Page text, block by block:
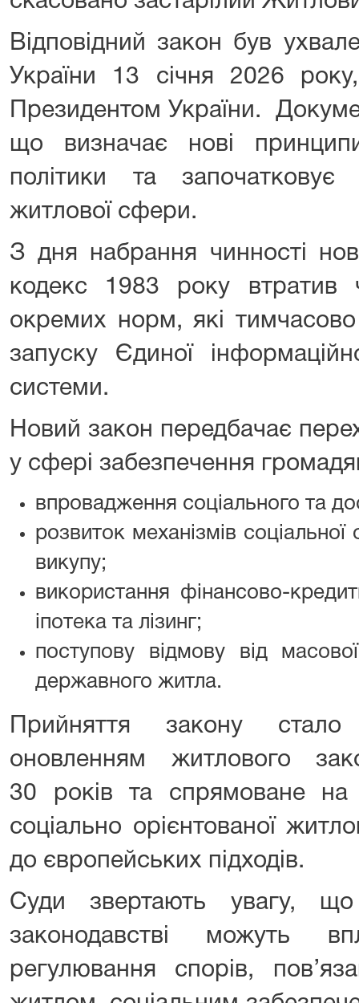
Відповідний закон був
України 13 січня 2026
Президентом України.
що визначає нові
політики та
житлової сфери.
З дня набрання чинності
кодекс 1983 року втратив
окремих норм, які
запуску Єдиної
системи.
Новий закон передбачає
у сфері забезпечення
впровадження соціального та
розвиток механізмів
викупу;
використання фінансово-
іпотека та лізинг;
поступову відмову від
державного житла.
Прийняття закону
оновленням житлового
30 років та спрямоване на
соціально орієнтованої
до європейських підходів.
Суди звертають увагу,
законодавстві можуть
регулювання спорів,